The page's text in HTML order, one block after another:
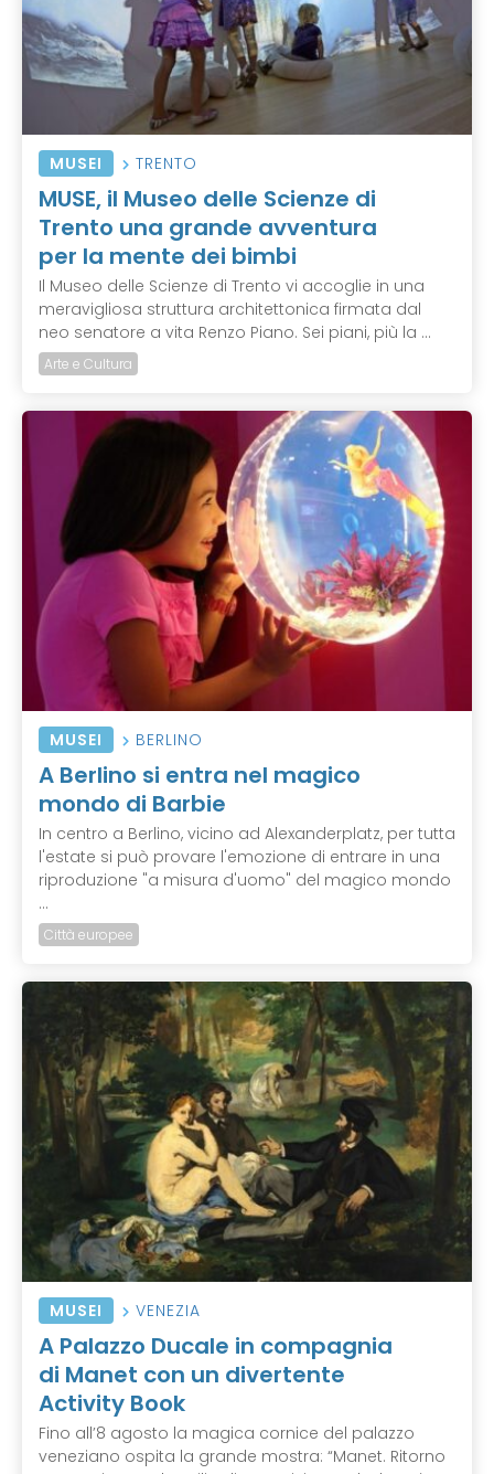
MUSEI TRENTO
MUSE, il Museo delle Scienze di
Trento una grande avventura
per la mente dei bimbi
Il Museo delle Scienze di Trento vi accoglie in una
meravigliosa struttura architettonica firmata dal
neo senatore a vita Renzo Piano. Sei piani, più la ...
Arte e Cultura
MUSEI BERLINO
A Berlino si entra nel magico
mondo di Barbie
In centro a Berlino, vicino ad Alexanderplatz, per tutta
l'estate si può provare l'emozione di entrare in una
riproduzione "a misura d'uomo" del magico mondo
...
Città europee
MUSEI VENEZIA
A Palazzo Ducale in compagnia
di Manet con un divertente
Activity Book
Fino all’8 agosto la magica cornice del palazzo
veneziano ospita la grande mostra: “Manet. Ritorno